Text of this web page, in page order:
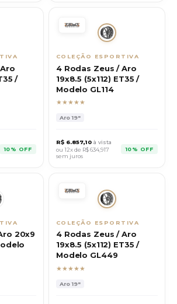
/
10% OFF
COLEÇÃO ESPORTIVA
4 Rodas Zeus / Aro
19x8.5 (5x112) ET35 /
Modelo GL114
★★★★★
Aro19"
R$ 6.857,10 à vista
ou 12x de R$634,917
sem juros
10% OFF
20x9
COLEÇÃO ESPORTIVA
4 Rodas Zeus / Aro
19x8.5 (5x112) ET35 /
Modelo GL449
★★★★★
Aro19"